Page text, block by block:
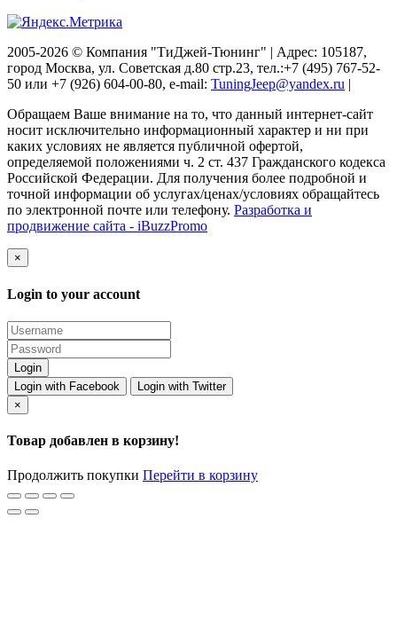
2005-2026 © Компания "ТиДжей-Тюнинг" | Адрес: 105187,
город Москва, ул. Советская д.80 стр.23, тел.:+7 (495) 767-52-
50 или +7 (926) 604-00-80, e-mail: TuningJeep@yandex.ru |
Обращаем Ваше внимание на то, что данный интернет-сайт
носит исключительно информационный характер и ни при
каких условиях не является публичной офертой,
определяемой положениями ч. 2 ст. 437 Гражданского кодекса
Российской Федерации. Для получения более подробной и
точной информации об услугах/ценах/условиях обращайтесь
по электронной почте или телефону. Разработка и
продвижение сайта - iBuzzPromo
×
Login to your account
Login with Facebook
Login with Twitter
×
Товар добавлен в корзину!
Продолжить покупки Перейти в корзину